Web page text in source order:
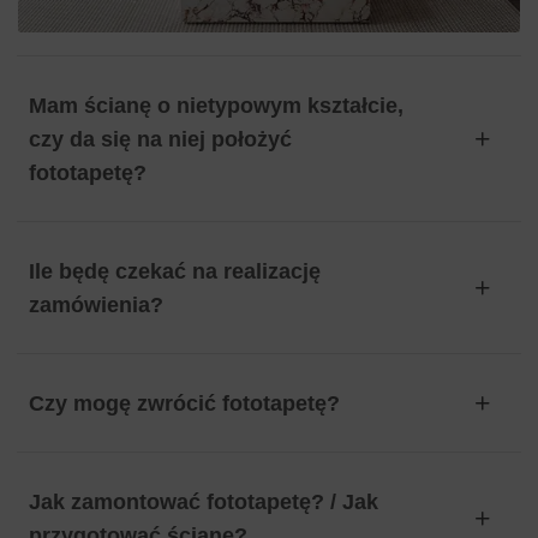
Mam ścianę o nietypowym kształcie,
czy da się na niej położyć
fototapetę?
Ile będę czekać na realizację
zamówienia?
Czy mogę zwrócić fototapetę?
Jak zamontować fototapetę? / Jak